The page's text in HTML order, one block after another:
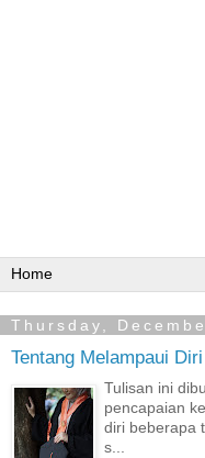
Thursday,
Tentang Melampaui
Tulisan ini
pencapaian
diri beberapa
s...